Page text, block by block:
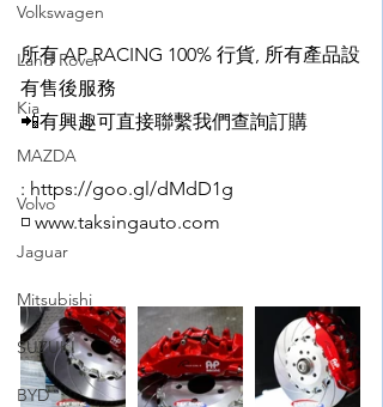
Volkswagen
Land Rover
Kia
MAZDA
Volvo
Jaguar
Mitsubishi
SUZUKI
BYD
所有 AP RACING 100% 行貨, 所有產品設
有售後服務
📲有興趣可直接聯繫我們查詢訂購
: https://goo.gl/dMdD1g
◽️ www.taksingauto.com